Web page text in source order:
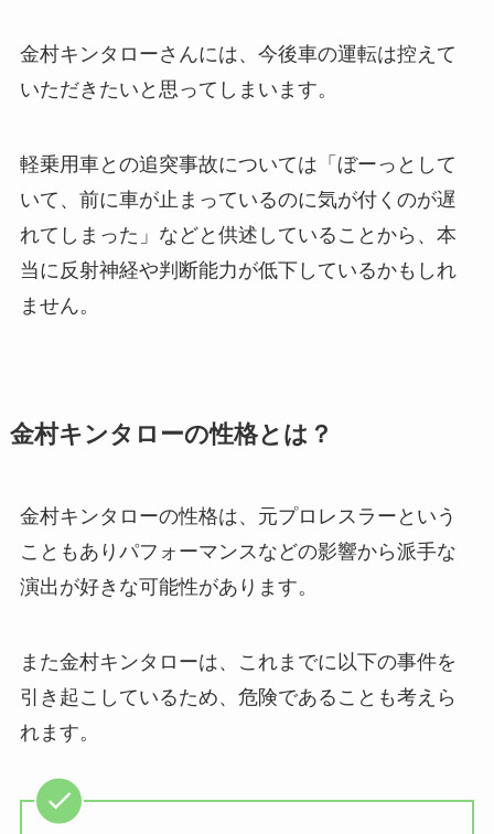
金村キンタローさんには、今後車の運転は控えて
いただきたいと思ってしまいます。
軽乗用車との追突事故については「ぼーっとして
いて、前に車が止まっているのに気が付くのが遅
れてしまった」などと供述していることから、本
当に反射神経や判断能力が低下しているかもしれ
ません。
金村キンタローの性格とは？
金村キンタローの性格は、元プロレスラーという
こともありパフォーマンスなどの影響から派手な
演出が好きな可能性があります。
また金村キンタローは、これまでに以下の事件を
引き起こしているため、危険であることも考えら
れます。